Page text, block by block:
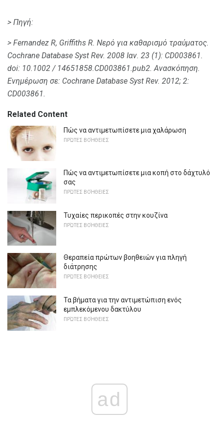
> Πηγή:
> Fernandez R, Griffiths R. Νερό για καθαρισμό τραύματος.
Cochrane Database Syst Rev. 2008 Ιαν. 23 (1): CD003861.
doi: 10.1002 / 14651858.CD003861.pub2. Ανασκόπηση.
Ενημέρωση σε: Cochrane Database Syst Rev. 2012; 2:
CD003861.
Related Content
Πώς να αντιμετωπίσετε μια χαλάρωση
ΠΡΏΤΕΣ ΒΟΉΘΕΙΕΣ
Πώς να αντιμετωπίσετε μια κοπή στο δάχτυλό
σας
ΠΡΏΤΕΣ ΒΟΉΘΕΙΕΣ
Τυχαίες περικοπές στην κουζίνα
ΠΡΏΤΕΣ ΒΟΉΘΕΙΕΣ
Θεραπεία πρώτων βοηθειών για πληγή
διάτρησης
ΠΡΏΤΕΣ ΒΟΉΘΕΙΕΣ
Τα βήματα για την αντιμετώπιση ενός
εμπλεκόμενου δακτύλου
ΠΡΏΤΕΣ ΒΟΉΘΕΙΕΣ
ad